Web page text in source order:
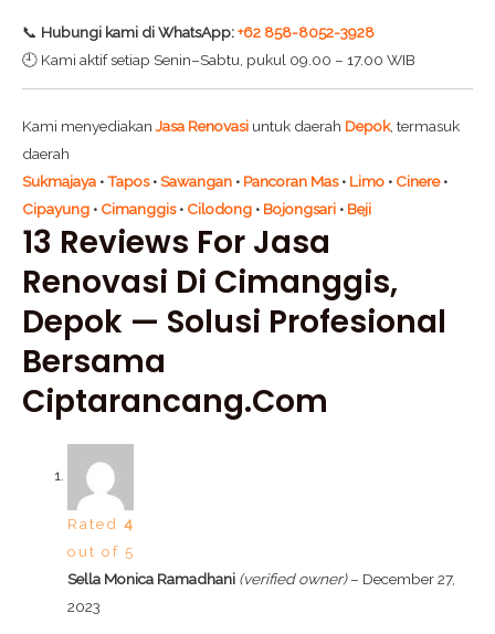
📞 Hubungi kami di WhatsApp:+62 858-8052-3928
🕘 Kami aktif setiap Senin–Sabtu, pukul 09.00 – 17.00 WIB
Kami menyediakan Jasa Renovasi untuk daerah Depok, termasuk
daerah
Sukmajaya •Tapos•Sawangan • Pancoran Mas• Limo • Cinere•
Cipayung • Cimanggis• Cilodong • Bojongsari • Beji
13 Reviews For Jasa
Renovasi Di Cimanggis,
Depok — Solusi Profesional
Bersama
Ciptarancang.com
Rated4
out of 5
Sella Monica Ramadhani (verified owner) – December 27,
2023